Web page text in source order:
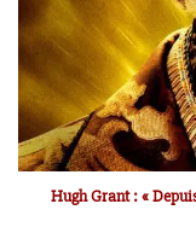
Hugh Grant : «